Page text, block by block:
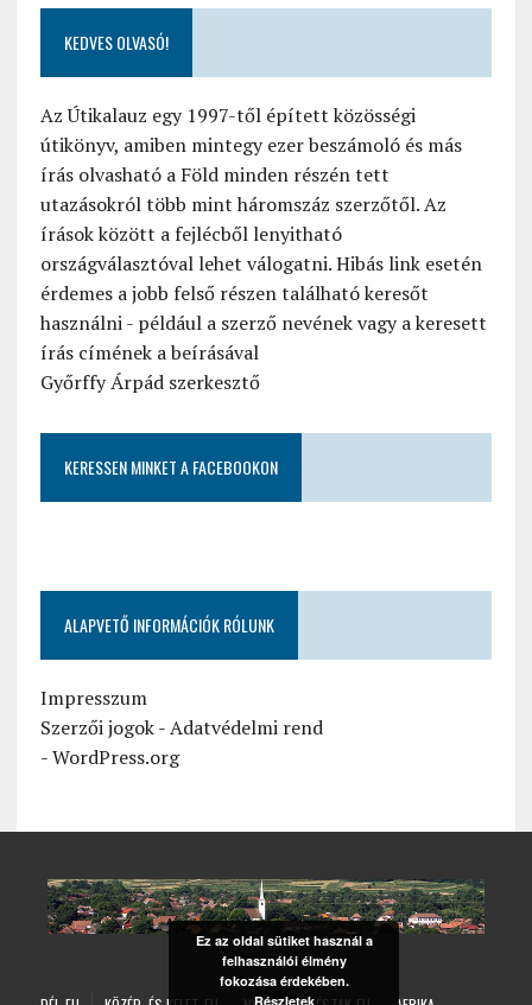
KEDVES OLVASÓ!
Az Útikalauz egy 1997-től épített közösségi
útikönyv, amiben mintegy ezer beszámoló és más
írás olvasható a Föld minden részén tett
utazásokról több mint háromszáz szerzőtől. Az
írások között a fejlécből lenyitható
országválasztóval lehet válogatni. Hibás link esetén
érdemes a jobb felső részen található keresőt
használni - például a szerző nevének vagy a keresett
írás címének a beírásával
Győrffy Árpád szerkesztő
KERESSEN MINKET A FACEBOOKON
ALAPVETŐ INFORMÁCIÓK RÓLUNK
Impresszum
Szerzői jogok-Adatvédelmi rend
-WordPress.org
Ez az oldal sütiket használ a
felhasználói élmény
fokozása érdekében.
Részletek